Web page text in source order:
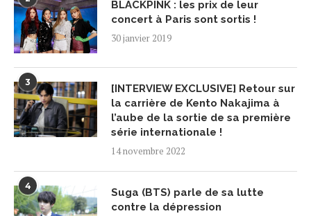
BLACKPINK : les prix de leur
concert à Paris sont sortis !
30 janvier 2019
3
[INTERVIEW EXCLUSIVE] Retour sur
la carrière de Kento Nakajima à
l’aube de la sortie de sa première
série internationale !
14 novembre 2022
4
Suga (BTS) parle de sa lutte
contre la dépression